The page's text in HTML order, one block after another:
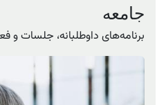
جامعه
برنامه‌های داوطلبانه، جلسات و